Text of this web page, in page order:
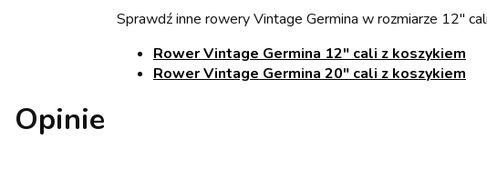
Sprawdź inne rowery Vintage Germina w rozmiarze 12"
Rower Vintage Germina 12" cali z koszykiem
Rower Vintage Germina 20" cali z koszykiem
Opinie